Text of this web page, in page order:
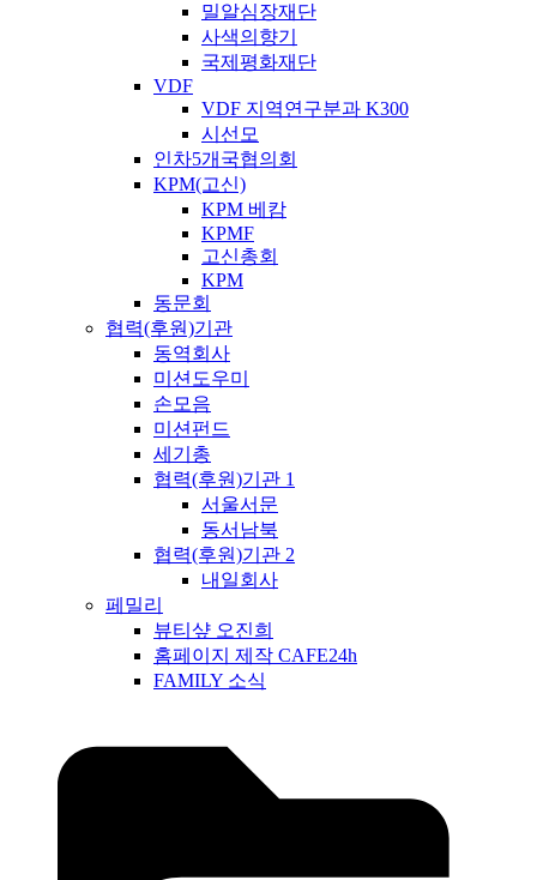
밀알심장재단
사색의향기
국제평화재단
VDF
VDF 지역연구분과 K300
시선모
인차5개국협의회
KPM(고신)
KPM 베캄
KPMF
고신총회
KPM
동문회
협력(후원)기관
동역회사
미션도우미
손모음
미션펀드
세기총
협력(후원)기관 1
서울서문
동서남북
협력(후원)기관 2
내일회사
페밀리
뷰티샾 오진희
홈페이지 제작 CAFE24h
FAMILY 소식